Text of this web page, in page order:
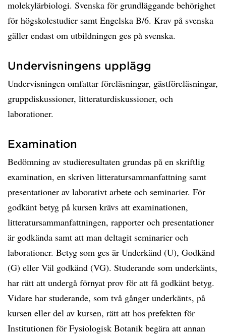
molekylärbiologi. Svenska för grundläggande behörighet
för högskolestudier samt Engelska B/6. Krav på svenska
gäller endast om utbildningen ges på svenska.
Undervisningens upplägg
Undervisningen omfattar föreläsningar, gästföreläsningar,
gruppdiskussioner, litteraturdiskussioner, och
laborationer.
Examination
Bedömning av studieresultaten grundas på en skriftlig
examination, en skriven litteratursammanfattning samt
presentationer av laborativt arbete och seminarier. För
godkänt betyg på kursen krävs att examinationen,
litteratursammanfattningen, rapporter och presentationer
är godkända samt att man deltagit seminarier och
laborationer. Betyg som ges är Underkänd (U), Godkänd
(G) eller Väl godkänd (VG). Studerande som underkänts,
har rätt att undergå förnyat prov för att få godkänt betyg.
Vidare har studerande, som två gånger underkänts, på
kursen eller del av kursen, rätt att hos prefekten för
Institutionen för Fysiologisk Botanik begära att annan